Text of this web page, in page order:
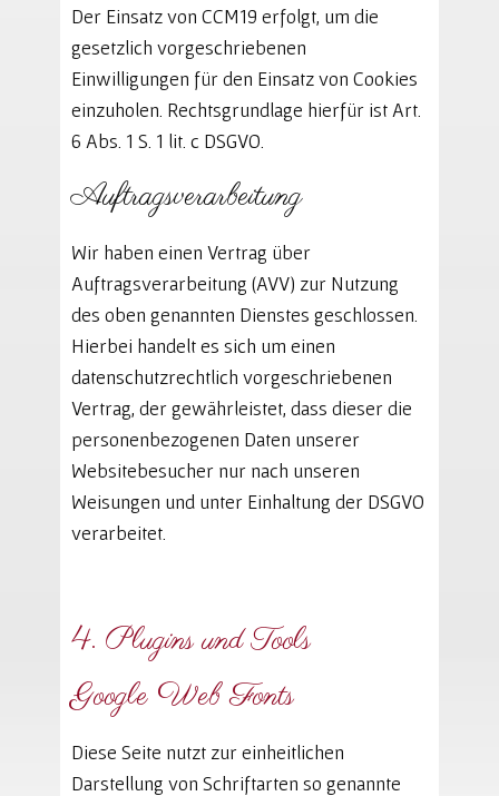
Der Einsatz von CCM19 erfolgt, um die
gesetzlich vorgeschriebenen
Einwilligungen für den Einsatz von Cookies
einzuholen. Rechtsgrundlage hierfür ist Art.
6 Abs. 1 S. 1 lit. c DSGVO.
Auftragsverarbeitung
Wir haben einen Vertrag über
Auftragsverarbeitung (AVV) zur Nutzung
des oben genannten Dienstes geschlossen.
Hierbei handelt es sich um einen
datenschutzrechtlich vorgeschriebenen
Vertrag, der gewährleistet, dass dieser die
personenbezogenen Daten unserer
Websitebesucher nur nach unseren
Weisungen und unter Einhaltung der DSGVO
verarbeitet.
4. Plugins und Tools
Google Web Fonts
Diese Seite nutzt zur einheitlichen
Darstellung von Schriftarten so genannte